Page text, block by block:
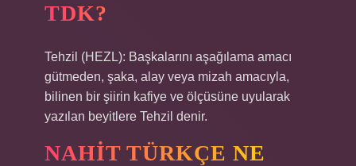
TDK?
Tehzil (HEZL): Başkalarını aşağılama amacı
gütmeden, şaka, alay veya mizah amacıyla,
bilinen bir şiirin kafiye ve ölçüsüne uyularak
yazılan beyitlere Tehzil denir.
NAHIT TÜRKÇE NE